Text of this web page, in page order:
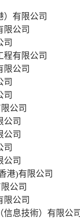
）有限公司
限公司
司
程有限公司
限公司
司
司
公司
公司
公司
司
公司
港)有限公司
公司
限公司
信息技術）有限公司